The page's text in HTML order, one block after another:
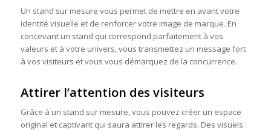
Un stand sur mesure vous permet de mettre en avant votre
identité visuelle et de renforcer votre image de marque. En
concevant un stand qui correspond parfaitement à vos
valeurs et à votre univers, vous transmettez un message fort
à vos visiteurs et vous vous démarquez de la concurrence.
Attirer l’attention des visiteurs
Grâce à un stand sur mesure, vous pouvez créer un espace
original et captivant qui saura attirer les regards. Des visuels